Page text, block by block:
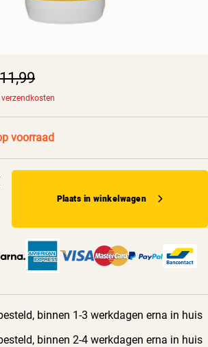
voorraad
Plaats in winkelwagen
binnen 1-3 werkdagen erna in huis
binnen 2-4 werkdagen erna in huis